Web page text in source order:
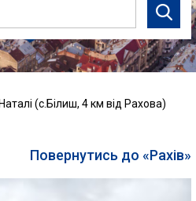
(с.Білиш, 4 км від Рахова)
Повернутись до «Рахів»